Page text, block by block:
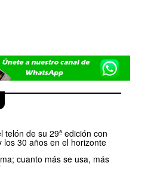
telón de su 29ª edición con
los 30 años en el horizonte
cuanto más se usa, más